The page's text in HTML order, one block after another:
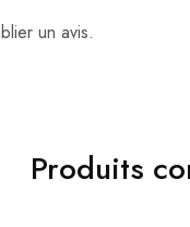
un avis.
Produits